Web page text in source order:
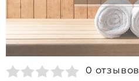
0 отзывов